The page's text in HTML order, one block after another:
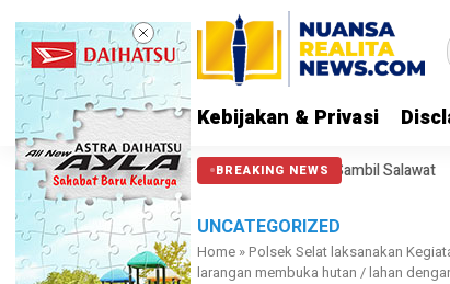
Kebijakan & Privasi
BREAKING NEWS
Thamrin, Putar Balik ke HI Sambil Salawat Prof Tjandra:
UNCATEGORIZED
Home »Polsek Selat laksanakan
larangan membuka hutan / lahan